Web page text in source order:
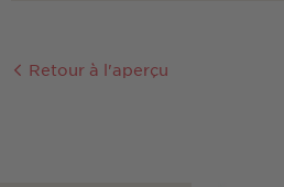
Retour à l'aperçu